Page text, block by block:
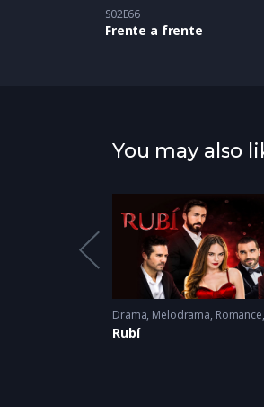
S02E66
Frente a frente
You may also
Drama, Melodrama, Romance
Rubí